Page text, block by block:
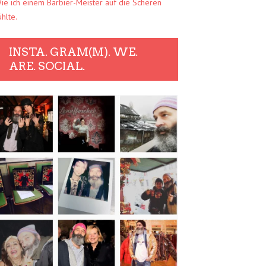
ich einem Barbier-Meister auf die Scheren
INSTA. GRAM(M). WE.
ARE. SOCIAL.